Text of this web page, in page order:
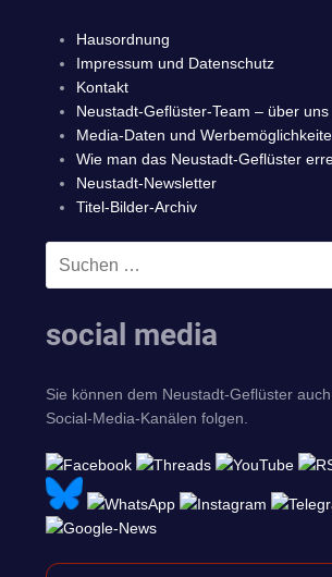
Hausordnung
Impressum und Datenschutz
Kontakt
Neustadt-Geflüster-Team – über uns
Media-Daten und
Wie man das Neustadt-Geflüster
Neustadt-Newsletter
Titel-Bilder-Archiv
Suchen
social media
Sie können dem Neustadt-Geflüster
Social-Media-Kanälen folgen.